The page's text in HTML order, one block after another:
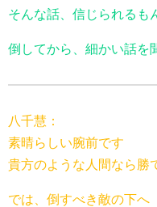
そんな話、信じられるも
倒してから、細かい話を
八千慧：
素晴らしい腕前です
貴方のような人間なら勝
では、倒すべき敵の下へ